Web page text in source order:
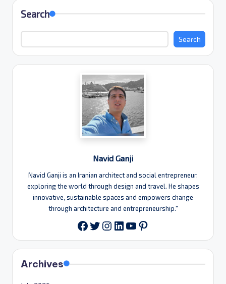
Search
Search
Navid Ganji
Navid Ganji is an Iranian architect and social entrepreneur,
exploring the world through design and travel. He shapes
innovative, sustainable spaces and empowers change
through architecture and entrepreneurship."
Facebook
Twitter
Instagram
LinkedIn
YouTube
Pinterest
Archives